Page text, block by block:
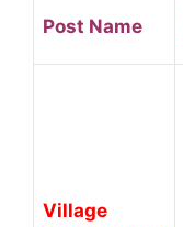
Post Name
Village